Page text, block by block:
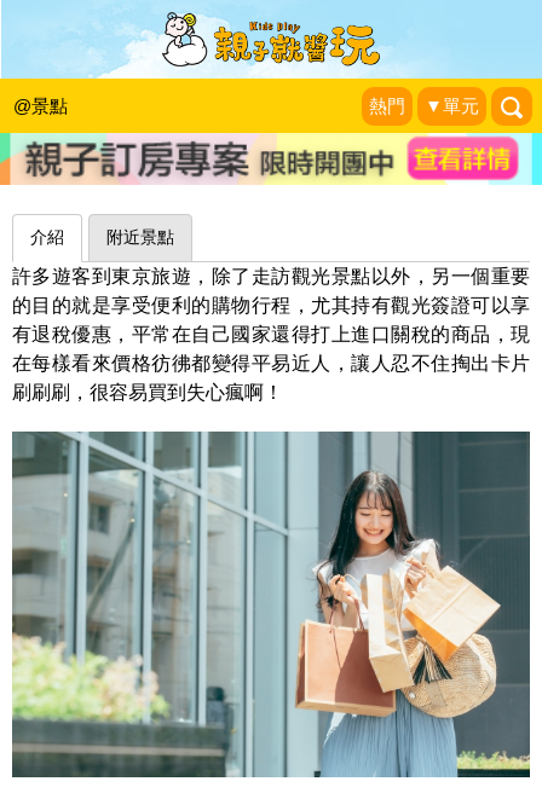
@景點 熱門 ▼單元
近郊OUTLET，闔家歡樂好去處～東京
南町田Grandberry Park
住福sumifuku|2022-10-08
介紹 附近景點
許多遊客到東京旅遊，除了走訪觀光景點以外，另一個重要
的目的就是享受便利的購物行程，尤其持有觀光簽證可以享
有退稅優惠，平常在自己國家還得打上進口關稅的商品，現
在每樣看來價格彷彿都變得平易近人，讓人忍不住掏出卡片
刷刷刷，很容易買到失心瘋啊！